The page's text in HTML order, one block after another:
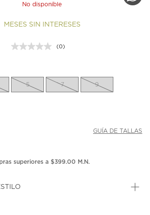
No disponible
MESES SIN INTERESES
Sin
la
misma
(0)
5 7 9
GUÍA DE TALLAS
superiores a $399.00 M.N.